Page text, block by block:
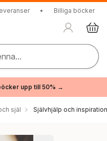
• Billiga böcker
upp till 50% →
själ Självhjälp och inspiration